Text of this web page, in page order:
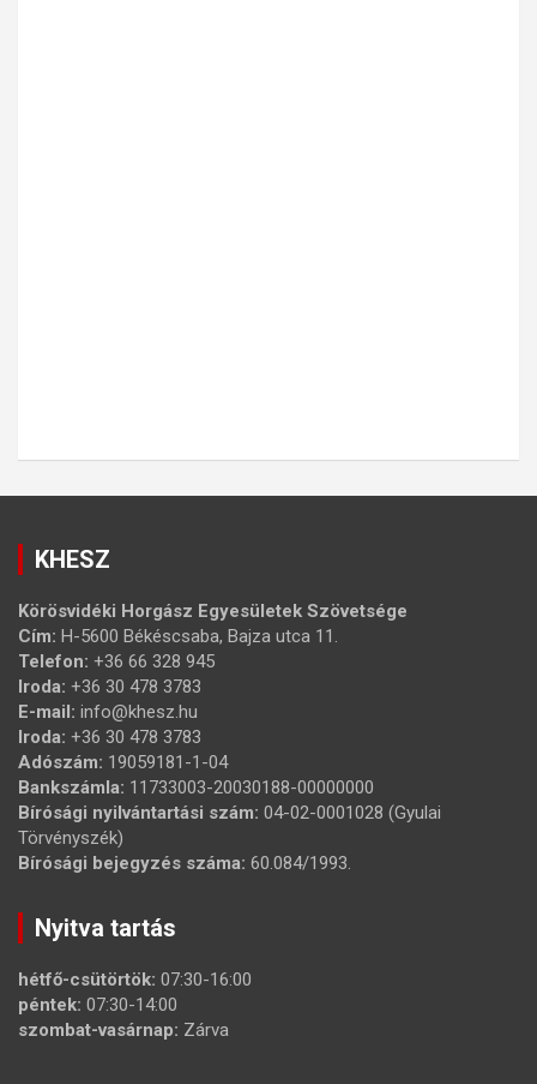
KHESZ
Körösvidéki Horgász Egyesületek Szövetsége
Cím: H-5600 Békéscsaba, Bajza utca 11.
Telefon: +36 66 328 945
Iroda: +36 30 478 3783
E-mail: info@khesz.hu
Iroda: +36 30 478 3783
Adószám: 19059181-1-04
Bankszámla: 11733003-20030188-00000000
Bírósági nyilvántartási szám: 04-02-0001028 (Gyulai
Törvényszék)
Bírósági bejegyzés száma: 60.084/1993.
Nyitva tartás
hétfő-csütörtök: 07:30-16:00
péntek: 07:30-14:00
szombat-vasárnap: Zárva